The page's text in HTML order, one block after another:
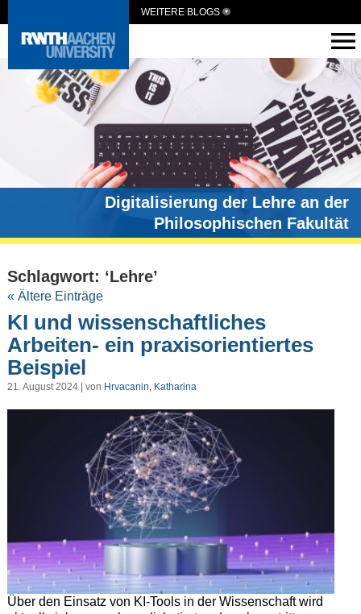
WEITERE BLOGS
Digitalisierung der Lehre an der
Philosophischen Fakultät
Schlagwort: ‘Lehre’
« Ältere Einträge
KI und wissenschaftliches
Arbeiten- ein praxisorientiertes
Beispiel
21. August 2024 | von Hrvacanin, Katharina
Über den Einsatz von KI-Tools in der Wissenschaft wird